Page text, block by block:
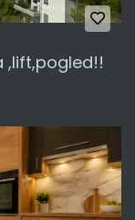
,lift,pogled!!